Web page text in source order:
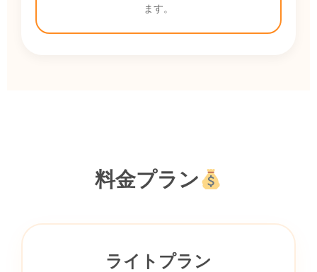
ます。
料金プラン
ライトプラン